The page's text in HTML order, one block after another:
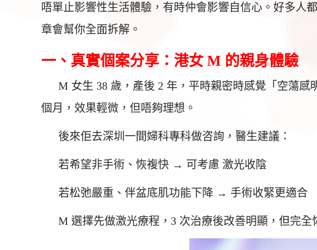
唔單止影響性生活體驗，有時仲會影響自信心。好多人
章會幫你全面拆解。
一、真實個案分享：港女 M 的親身體驗
M 女生 38 歲，產後 2 年，平時親密時感覺「空蕩
個月，效果輕微，但唔夠理想。
後來佢去深圳一間婦科專科做咨詢，醫生建議：
若希望非手術、恢複快 → 可考慮 激光收陰
若松弛嚴重、伴盆底肌功能下降 → 手術收緊更適合
M 選擇先做激光療程，3 次治療後改善明顯，但完全